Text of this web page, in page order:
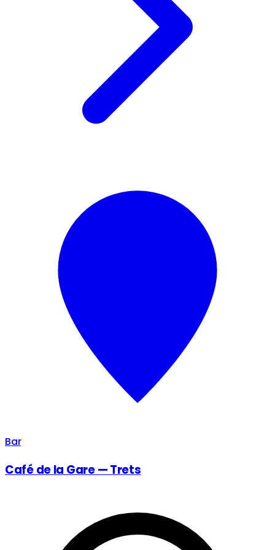
Bar
Café de la Gare — Trets